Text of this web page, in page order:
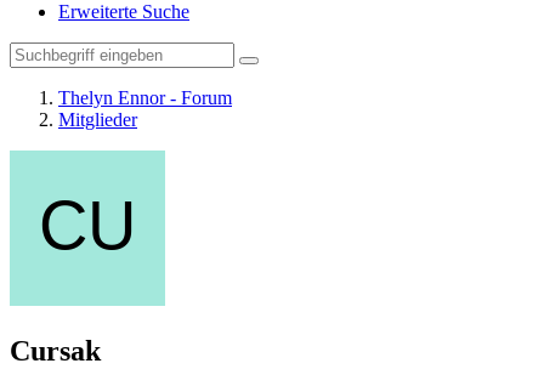
Erweiterte Suche
Thelyn Ennor - Forum
Mitglieder
Cursak